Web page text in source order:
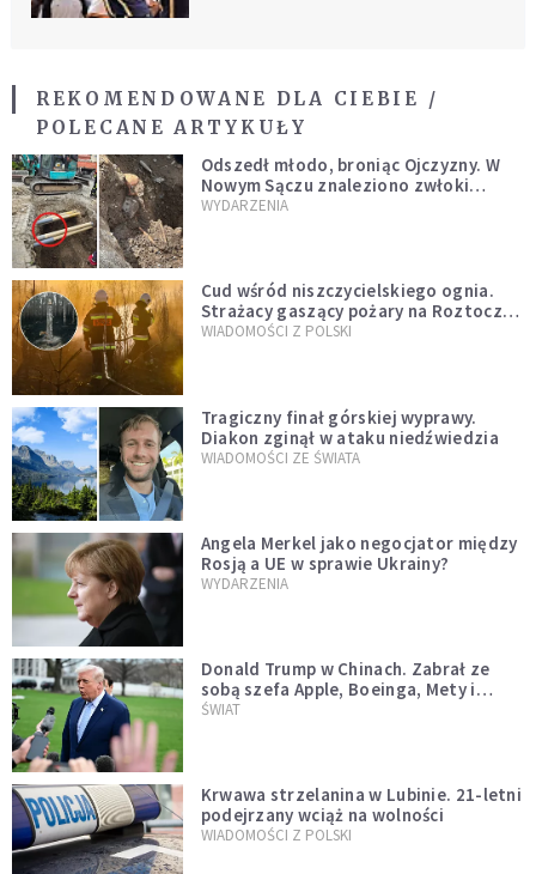
REKOMENDOWANE DLA CIEBIE /
POLECANE ARTYKUŁY
Odszedł młodo, broniąc Ojczyzny. W
Nowym Sączu znaleziono zwłoki
mężczyzny z czasów potopu
WYDARZENIA
Cud wśród niszczycielskiego ognia.
Strażacy gaszący pożary na Roztoczu
opublikowali niezwykłe zdjęcie
WIADOMOŚCI Z POLSKI
Tragiczny finał górskiej wyprawy.
Diakon zginął w ataku niedźwiedzia
WIADOMOŚCI ZE ŚWIATA
Angela Merkel jako negocjator między
Rosją a UE w sprawie Ukrainy?
WYDARZENIA
Donald Trump w Chinach. Zabrał ze
sobą szefa Apple, Boeinga, Mety i
Muska
ŚWIAT
Krwawa strzelanina w Lubinie. 21-letni
podejrzany wciąż na wolności
WIADOMOŚCI Z POLSKI